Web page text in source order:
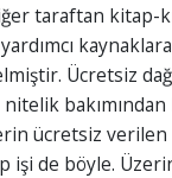
taraftan kitap-
Ücretsiz
ücretsiz
işi de böyle.